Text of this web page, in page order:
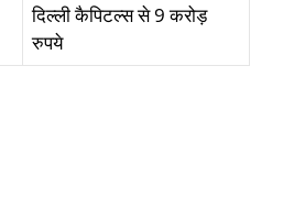
दिल्ली कैपिटल्स से 9 करोड़
रुपये